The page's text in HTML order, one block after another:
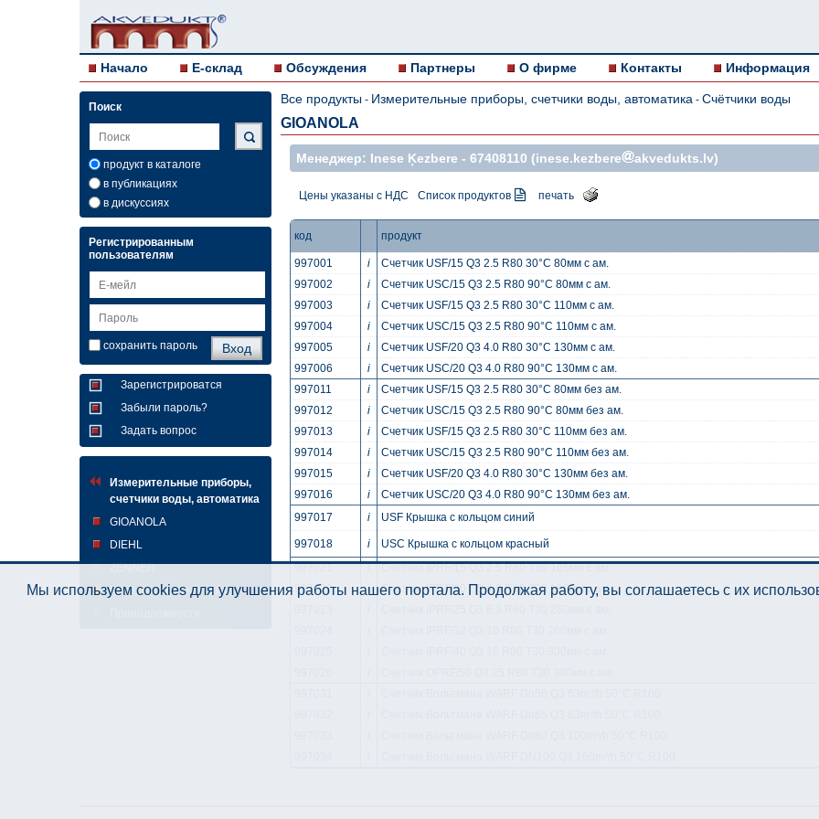
Начало E-склад Обсуждения Партнеры О фирме Контакты Информация
Поиск
продукт в каталоге
в публикациях
в дискуссиях
Регистрированным
пользователям
сохранить пароль
Зарегистрироватся
Забыли пароль?
Задать вопрос
Измерительные приборы,
счетчики воды, автоматика
GIOANOLA
DIEHL
ZENNER
Колодцы для счётчиков
Все продукты - Измерительные приборы, счетчики воды, автоматика - Счётчики воды
GIOANOLA
Mенеджер: Inese Ķezbere - 67408110 (inese.kezbere akvedukts.lv)
Цены указаны с НДС Список продуктов печать
код продукт
997001 i Счетчик USF/15 Q3 2.5 R80 30°C 80мм с ам.
997002
i Счетчик USC/15 Q3 2.5 R80 90°C 80мм с ам.
997003
i Счетчик USF/15 Q3 2.5 R80 30°C 110мм с ам.
997004
i Счетчик USC/15 Q3 2.5 R80 90°C 110мм с ам.
997005
i Счетчик USF/20 Q3 4.0 R80 30°C 130мм с ам.
997006
i Счетчик USC/20 Q3 4.0 R80 90°C 130мм с ам.
997011
i Счетчик USF/15 Q3 2.5 R80 30°C 80мм без ам.
997012
i Счетчик USC/15 Q3 2.5 R80 90°C 80мм без ам.
997013
i Счетчик USF/15 Q3 2.5 R80 30°C 110мм без ам.
997014
i Счетчик USC/15 Q3 2.5 R80 90°C 110мм без ам.
997015
i Счетчик USF/20 Q3 4.0 R80 30°C 130мм без ам.
997016
i Счетчик USC/20 Q3 4.0 R80 90°C 130мм без ам.
997017
i USF Крышка с кольцом синий
997018 i USC Крышка с кольцом красный
997021
i Счетчик IPRF/15 Q3 2.5 R80 T30 165мм с ам.
997022
i Счетчик IPRF/20 Q3 4.0 R80 T30 190мм с ам.
Мы используем cookies для улучшения работы нашего портала. Продолжая работу, вы соглашаетесь с их